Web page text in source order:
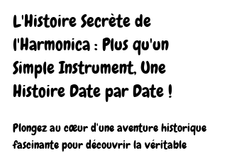
L'Histoire Secrète de
l'Harmonica : Plus qu'un
Simple Instrument, Une
Histoire Date par Date !
Plongez au cœur d'une aventure historique
fascinante pour découvrir la véritable